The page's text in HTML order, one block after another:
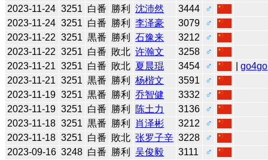
2023-11-24 3251 白番 勝利 沈沛然 3444
♂
2023-11-24 3251 白番 勝利 李泽豪 3079
♂
2023-11-22 3251 黒番 勝利 石豫来 3212
♂
2023-11-22 3251 白番 敗北 许瀚文 3258
♂
2023-11-21 3251 白番 敗北 夏晨琨 3454 ♂ |go4go
2023-11-21 3251 黒番 勝利 杨楷文 3591
♂
2023-11-19 3251 黒番 勝利 乔智健 3332
♂
2023-11-19 3251 白番 勝利 陈土力 3136
♂
2023-11-18 3251 黒番 勝利 肖泽彬 3212
♂
2023-11-18 3251 白番 敗北 张罗子辛 3228
♂
2023-09-16 3248 白番 勝利 吴俊毅 3111
♂